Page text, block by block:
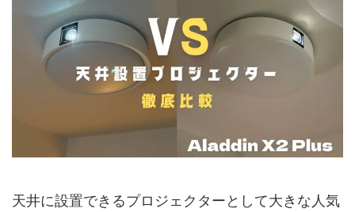
天井に設置できるプロジェクターとして大きな人気